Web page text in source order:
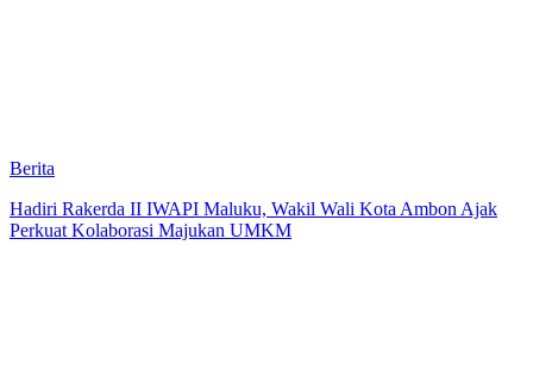
Berita
Hadiri Rakerda II IWAPI Maluku, Wakil Wali Kota Ambon Ajak
Perkuat Kolaborasi Majukan UMKM